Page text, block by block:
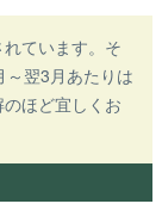
ています。そ
翌3月あたりは
ほど宜しくお